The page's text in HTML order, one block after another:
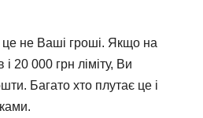
це не Ваші гроші. Якщо на
і 20 000 грн ліміту, Ви
Багато хто плутає це і